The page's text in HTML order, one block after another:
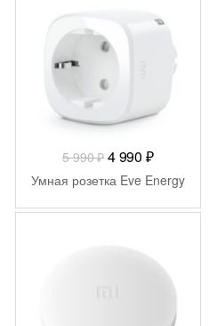
5 990₽ Первоначальная
цена
4 990 ₽Текущая
цена:
Умная розетка Eve Energy